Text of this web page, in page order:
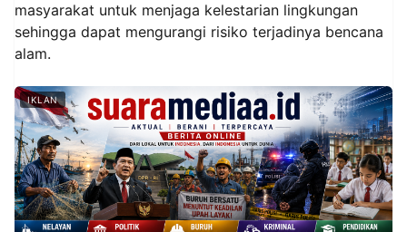
masyarakat untuk menjaga kelestarian lingkungan
sehingga dapat mengurangi risiko terjadinya bencana
alam.
IKLAN